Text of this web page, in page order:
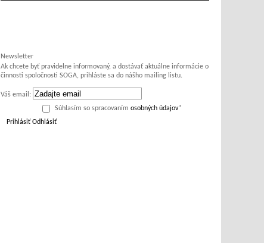
Newsletter
Ak chcete byť pravidelne informovaný, a dostávať aktuálne informácie o
činnosti spoločnosti SOGA, prihláste sa do nášho mailing listu.
Váš email:
Súhlasím so spracovaním osobných údajov*
Prihlásiť Odhlásiť